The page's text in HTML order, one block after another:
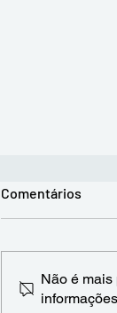
Comentários
Não é mais